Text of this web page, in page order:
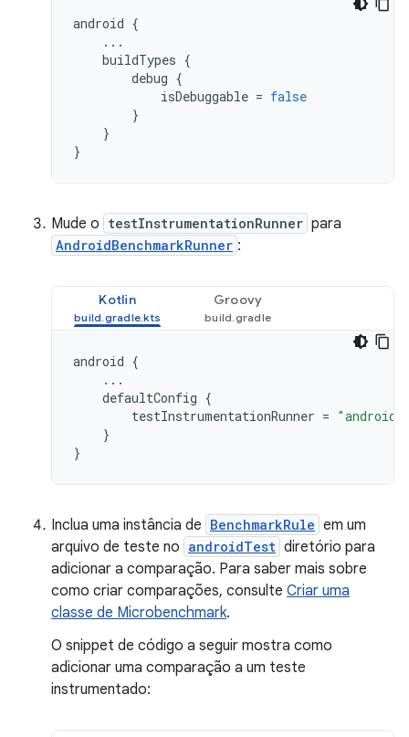
android {
...
buildTypes {
debug {
isDebuggable = false
}
}
}
Mude o testInstrumentationRunner para
AndroidBenchmarkRunner :
Kotlin Groovy
android {
...
defaultConfig {
testInstrumentationRunner =
}
}
Inclua uma instância de BenchmarkRule em um
arquivo de teste no androidTest diretório para
adicionar a comparação. Para saber mais sobre
como criar comparações, consulte Criar uma
classe de Microbenchmark.
O snippet de código a seguir mostra como
adicionar uma comparação a um teste
instrumentado: